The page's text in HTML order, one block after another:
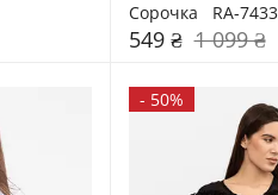
Сорочка   RA-7433
549 ₴ 1 099 ₴
- 50%